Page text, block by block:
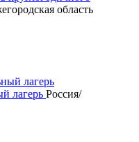
область
лагерь Россия/